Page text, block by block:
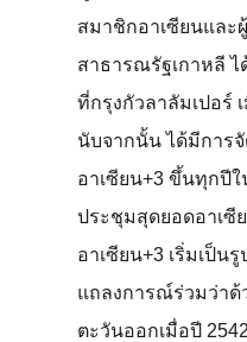
สมาชิกอาเซียนและ
สาธารณรัฐเกาหลี
ที่กรุงกัวลาลัมเปอร์
นับจากนั้น ได้มีการ
อาเซียน+3 ขึ้นทุกปีใ
ประชุมสุดยอดอาเซี
อาเซียน+3 เริ่มเป็น
แถลงการณ์ร่วมว่าด้
ตะวันออกเมื่อปี